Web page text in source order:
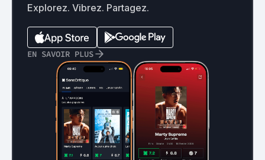
Explorez. Vibrez. Partagez.
EN SAVOIR PLUS